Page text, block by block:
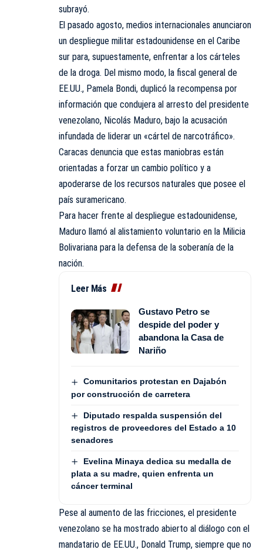
subrayó.
El pasado agosto, medios internacionales anunciaron
un despliegue militar estadounidense en el Caribe
sur para, supuestamente, enfrentar a los cárteles
de la droga. Del mismo modo, la fiscal general de
EE.UU., Pamela Bondi, duplicó la recompensa por
información que condujera al arresto del presidente
venezolano, Nicolás Maduro, bajo la acusación
infundada de liderar un «cártel de narcotráfico».
Caracas denuncia que estas maniobras están
orientadas a forzar un cambio político y a
apoderarse de los recursos naturales que posee el
país suramericano.
Para hacer frente al despliegue estadounidense,
Maduro llamó al alistamiento voluntario en la Milicia
Bolivariana para la defensa de la soberanía de la
nación.
Leer Más
Gustavo Petro se
despide del poder y
abandona la Casa de
Nariño
Comunitarios protestan en Dajabón
por construcción de carretera
Diputado respalda suspensión del
registros de proveedores del Estado a 10
senadores
Evelina Minaya dedica su medalla de
plata a su madre, quien enfrenta un
cáncer terminal
Pese al aumento de las fricciones, el presidente
venezolano se ha mostrado abierto al diálogo con el
mandatario de EE.UU., Donald Trump, siempre que no